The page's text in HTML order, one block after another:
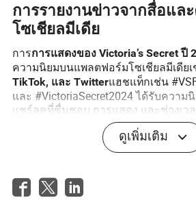
การรายงานข่าวจากสื่อแล
โซเชียลมีเดีย
การการแสดงของ Victoria’s Secret ปี
ความนิยมบนแพลตฟอร์มโซเชียลมีเดีย
TikTok, และ Twitterแฮชแท็กเช่น
และ #VictoriaSecret2024 ได้รับความ
แชร์ลุคที่ชื่นชอบ การแสดง และช่วงเว
แฟชั่นและผู้มีอิทธิพลได้ให้คำบรรยายส
นิตยสารแฟชั่นเช่น Vogue และ
ละเอียดของคอลเลกชันบนรันเวย์ และ
ดูเพิ่มเติม